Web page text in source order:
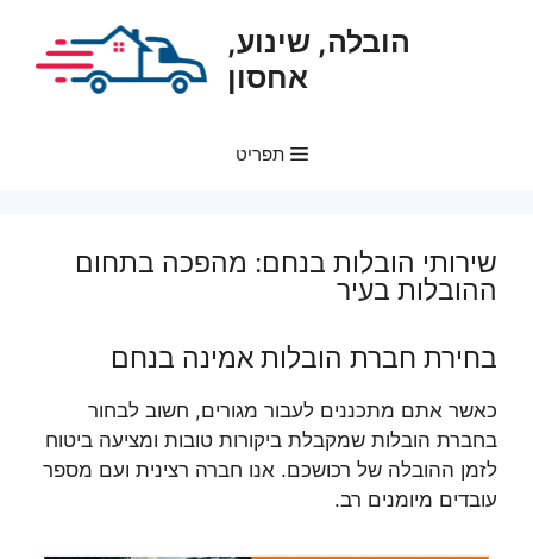
הובלה, שינוע,
אחסון
תפריט
שירותי הובלות בנחם: מהפכה בתחום
ההובלות בעיר
בחירת חברת הובלות אמינה בנחם
כאשר אתם מתכננים לעבור מגורים, חשוב לבחור
בחברת הובלות שמקבלת ביקורות טובות ומציעה ביטוח
לזמן ההובלה של רכושכם. אנו חברה רצינית ועם מספר
עובדים מיומנים רב.